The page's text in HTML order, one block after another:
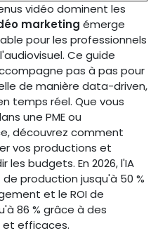
vidéo dominent les
marketing émerge
pour les professionnels
Ce guide
pas à pas pour
de manière data-driven,
temps réel. Que vous
une PME ou
découvrez comment
vos productions et
les budgets. En 2026, l'IA
production jusqu'à 50 %
et le ROI de
86 % grâce à des
et efficaces.